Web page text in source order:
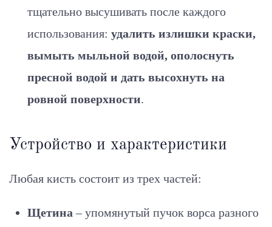
тщательно высушивать после каждого
использования: удалить излишки краски,
вымыть мыльной водой, ополоснуть
пресной водой и дать высохнуть на
ровной поверхности.
Устройство и характеристики
Любая кисть состоит из трех частей:
Щетина – упомянутый пучок ворса разного